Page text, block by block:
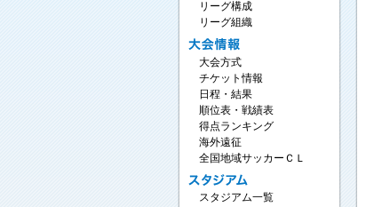
リーグ構成
リーグ組織
大会方式
チケット情報
日程・結果
順位表・戦績表
得点ランキング
海外遠征
全国地域サッカーＣＬ
スタジアム一覧